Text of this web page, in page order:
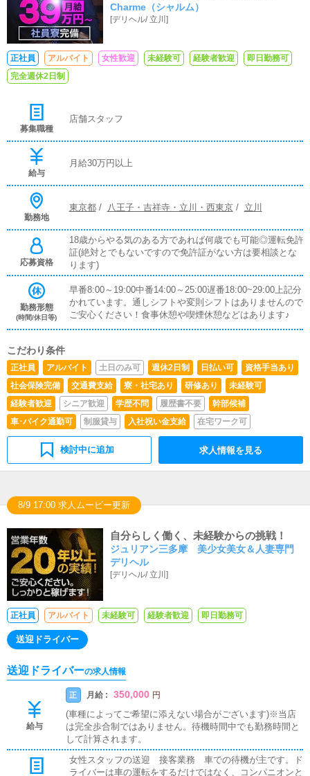
Charme（シャルム）
[デリヘル/ 立川]
正社員 アルバイト 女性歓迎 未経験可 経験者歓迎
即日勤務可
完全週休2日制
募集職種
店舗スタッフ
給与
月給30万円以上
勤務地
東京都/ 八王子・吉祥寺・立川・西東京/ 立川
応募資格
18歳からやる気のある方であれば何歳でも可能◎運転免許
証(絶対とでもないですので免許証がない方は要相談とな
ります)
勤務形態
(時間/休日等)
早番8:00～19:00中番14:00～25:00遅番18:00~29:00上記分
かれています。通しシフトや変則シフトはありませんので
ご安心ください！食事休憩や喫煙休憩などはあります♪
こだわり条件
正社員 アルバイト 土日のみ可 週休2日制 日払い可
資格手当あり
社会保険完備
交通費支給 寮・社宅あり 研修あり
未経験可
経験者歓迎
シニア歓迎 学歴不問 履歴書不要
幹部候補
車･バイク通勤可
制服貸与 入社祝い金支給 在宅ワーク可
検討中に追加 求人情報を見る
8/9 17:00 求人ムービー更新
自分らしく働く、未経験からの挑戦！
ジュリアン三多摩 美少女美女＆人妻専門
デリヘル
[デリヘル/ 立川]
正社員 アルバイト 未経験可 経験者歓迎 即日勤務可
送迎ドライバー
送迎ドライバーの求人情報
給与
正 月給 : 350,000 円
(車種によってご希望に添えない場合がございます)※当店
は完全歩合制ではありません。待機時間中でも勤務時間と
して計算されます。
女性スタッフの送迎 接客業務 車での待機が主です。ド
ライバーは車の運転をするだけではなく、コンパニオンと